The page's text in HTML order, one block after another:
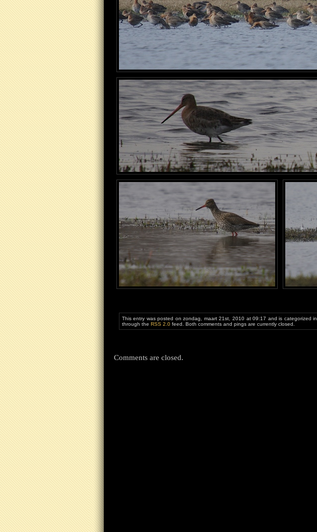
This entry was posted on zondag, maart 21st, 2010 at 09:17 and is categorized in
through the RSS 2.0feed. Both comments and pings are currently closed.
Comments are closed.